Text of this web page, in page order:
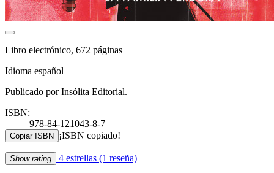
Libro electrónico, 672 páginas
Idioma español
Publicado por Insólita Editorial.
ISBN:
978-84-121043-8-7
Copiar ISBN ¡ISBN copiado!
Show rating 4 estrellas (1 reseña)